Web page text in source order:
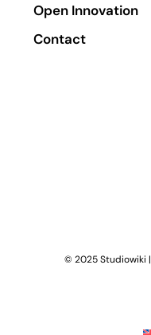
Open Innovation
Contact
© 2025 Studiowiki |